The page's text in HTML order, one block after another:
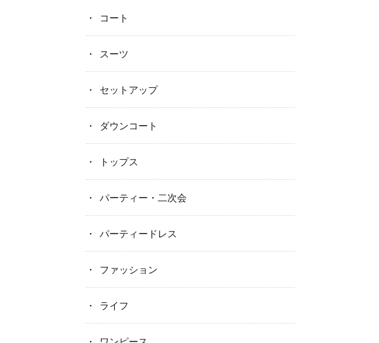
コート
スーツ
セットアップ
ダウンコート
トップス
パーティー・二次会
パーティードレス
ファッション
ライフ